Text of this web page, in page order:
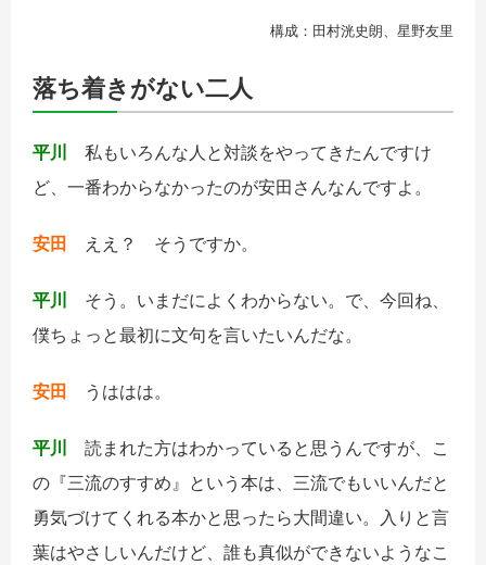
構成：田村洸史朗、星野友里
落ち着きがない二人
平川
私もいろんな人と対談をやってきたんですけ
ど、一番わからなかったのが安田さんなんですよ。
安田 ええ？ そうですか。
平川
そう。いまだによくわからない。で、今回ね、
僕ちょっと最初に文句を言いたいんだな。
安田 うははは。
平川
読まれた方はわかっていると思うんですが、こ
の『三流のすすめ』という本は、三流でもいいんだと
勇気づけてくれる本かと思ったら大間違い。入りと言
葉はやさしいんだけど、誰も真似ができないようなこ